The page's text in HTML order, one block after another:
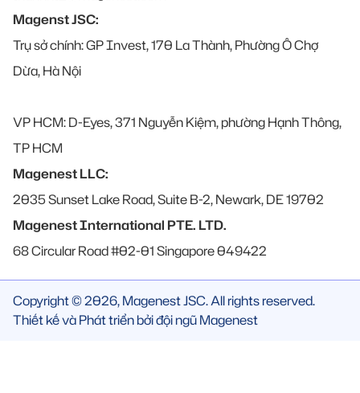
Magenst JSC:
Trụ sở chính: GP Invest, 170 La Thành, Phường Ô Chợ
Dừa, Hà Nội
VP HCM: D-Eyes, 371 Nguyễn Kiệm, phường Hạnh Thông,
TP HCM
Magenest LLC:
2035 Sunset Lake Road, Suite B-2, Newark, DE 19702
Magenest International PTE. LTD.
68 Circular Road #02-01 Singapore 049422
Copyright © 2026, Magenest JSC. All rights reserved.
Thiết kế và Phát triển bởi đội ngũ Magenest